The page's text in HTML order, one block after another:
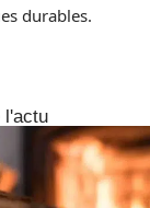
durables.
l'actu